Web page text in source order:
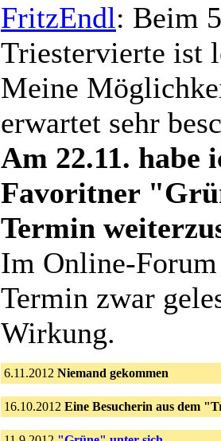
FritzEndl: Beim
Triestervierte ist
Meine
erwartet sehr
Am 22.11. habe
Favoritner
Termin
Im Online-
Termin zwar
Wirkung.
6.11.2012 Niemand gekommen
16.10.2012 Eine Besucherin aus dem